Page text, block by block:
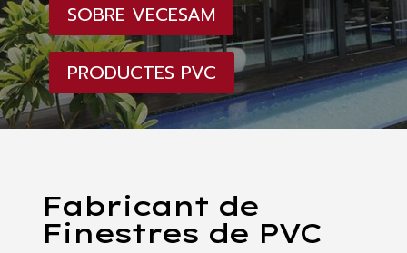
SOBRE VECESAM
PRODUCTES PVC
Fabricant de
Finestres de PVC